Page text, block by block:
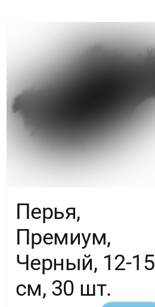
Перья,
Премиум,
Черный, 12-15
см, 30 шт.